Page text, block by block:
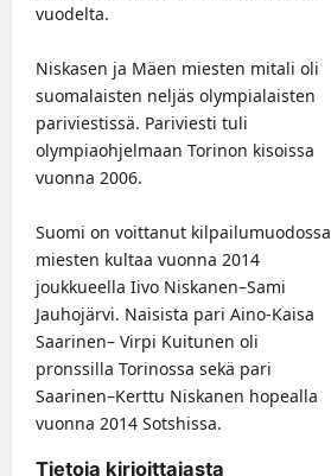
vuodelta.
Niskasen ja Mäen miesten mitali oli
suomalaisten neljäs olympialaisten
pariviestissä. Pariviesti tuli
olympiaohjelmaan Torinon kisoissa
vuonna 2006.
Suomi on voittanut kilpailumuodossa
miesten kultaa vuonna 2014
joukkueella Iivo Niskanen–Sami
Jauhojärvi. Naisista pari Aino-Kaisa
Saarinen– Virpi Kuitunen oli
pronssilla Torinossa sekä pari
Saarinen–Kerttu Niskanen hopealla
vuonna 2014 Sotshissa.
Tietoja kirjoittajasta